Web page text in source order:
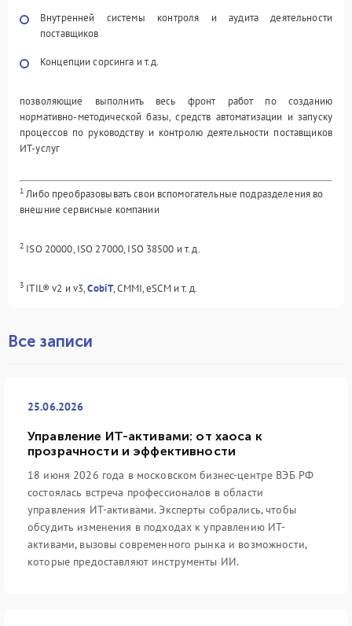
Внутренней системы контроля и аудита деятельности
поставщиков
Концепции сорсинга и т.д.
позволяющие выполнить весь фронт работ по созданию
нормативно-методической базы, средств автоматизации и запуску
процессов по руководству и контролю деятельности поставщиков
ИТ-услуг
1 Либо преобразовывать свои вспомогательные подразделения во
внешние сервисные компании
2 ISO 20000, ISO 27000, ISO 38500 и т. д.
3 ITIL® v2 и v3,CobiT, CMMI, eSCM и т. д.
Все записи
25.06.2026
Управление ИТ-активами: от хаоса к
прозрачности и эффективности
18 июня 2026 года в московском бизнес-центре ВЭБ РФ
состоялась встреча профессионалов в области
управления ИТ-активами. Эксперты собрались, чтобы
обсудить изменения в подходах к управлению ИТ-
активами, вызовы современного рынка и возможности,
которые предоставляют инструменты ИИ.